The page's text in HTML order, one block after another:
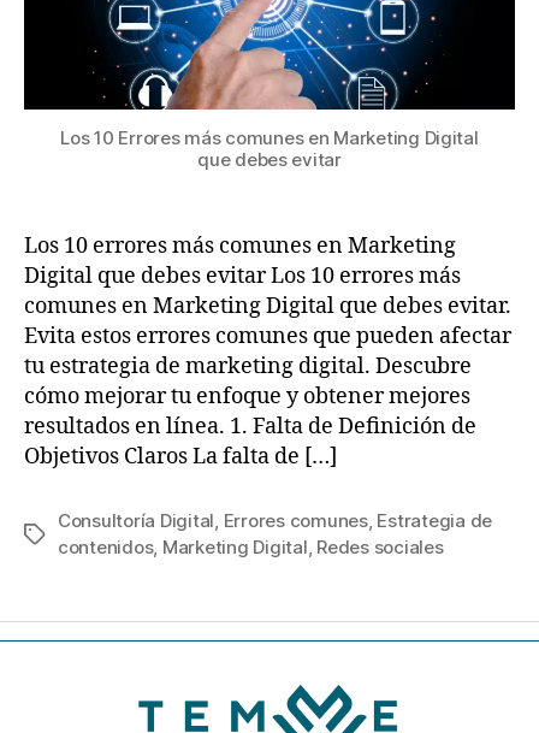
Los 10 Errores más comunes en Marketing Digital
que debes evitar
Los 10 errores más comunes en Marketing
Digital que debes evitar Los 10 errores más
comunes en Marketing Digital que debes evitar.
Evita estos errores comunes que pueden afectar
tu estrategia de marketing digital. Descubre
cómo mejorar tu enfoque y obtener mejores
resultados en línea. 1. Falta de Definición de
Objetivos Claros La falta de […]
Consultoría Digital, Errores comunes, Estrategia de
contenidos, Marketing Digital, Redes sociales